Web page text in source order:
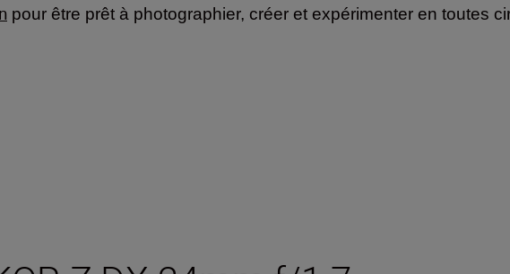
pour être prêt à photographier, créer et expérimenter en toutes